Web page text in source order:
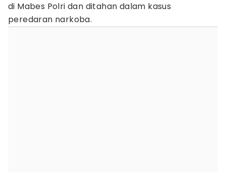
di Mabes Polri dan ditahan dalam kasus
peredaran narkoba.